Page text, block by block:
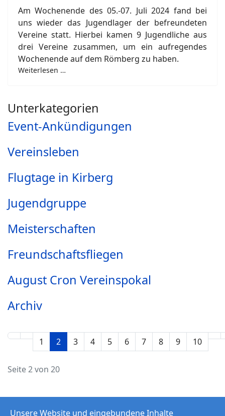
Am Wochenende des 05.-07. Juli 2024 fand bei
uns wieder das Jugendlager der befreundeten
Vereine statt. Hierbei kamen 9 Jugendliche aus
drei Vereine zusammen, um ein aufregendes
Wochenende auf dem Römberg zu haben.
Weiterlesen …
Unterkategorien
Event-Ankündigungen
Vereinsleben
Flugtage in Kirberg
Jugendgruppe
Meisterschaften
Freundschaftsfliegen
August Cron Vereinspokal
Archiv
1 2 3 4 5 6 7 8 9 10
Seite 2 von 20
Unsere Website und eingebundene Inhalte